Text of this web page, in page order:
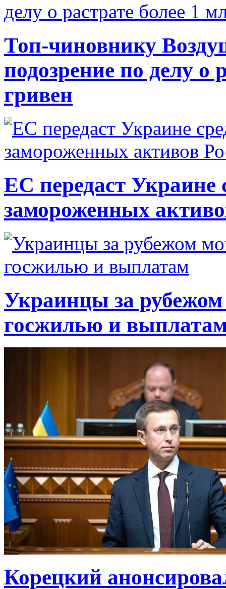
Топ-чиновнику
подозрение по делу о
гривен
ЕС передаст Украине
замороженных
Украинцы за рубежом
госжилью и
Корецкий